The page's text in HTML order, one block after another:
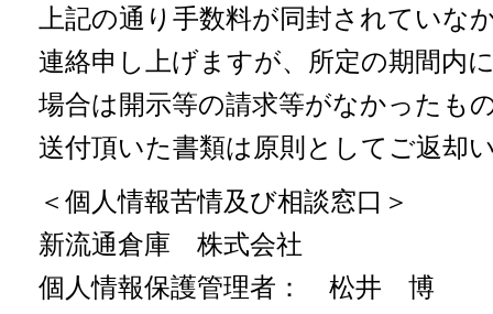
上記の通り手数料が同封されていな
連絡申し上げますが、所定の期間内
場合は開示等の請求等がなかったも
送付頂いた書類は原則としてご返却
＜個人情報苦情及び相談窓口＞
新流通倉庫 株式会社
個人情報保護管理者： 松井 博